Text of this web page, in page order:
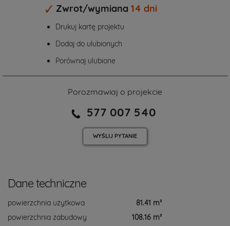
Zwrot/wymiana 14 dni
Drukuj kartę projektu
Dodaj do ulubionych
Porównaj ulubione
Porozmawiaj o projekcie
577 007 540
WYŚLIJ PYTANIE
Dane techniczne
powierzchnia użytkowa
81.41 m²
powierzchnia zabudowy
108.16 m²